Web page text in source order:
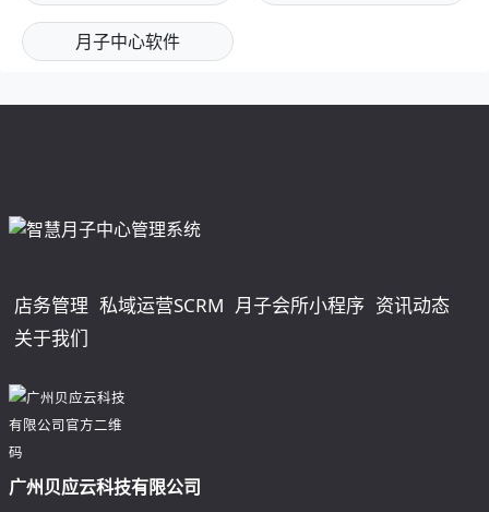
月子中心软件
店务管理 私域运营SCRM 月子会所小程序 资讯动态
关于我们
广州贝应云科技有限公司